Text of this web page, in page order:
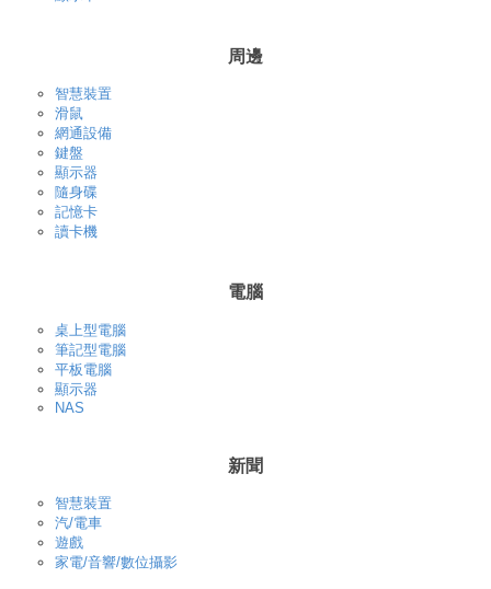
周邊
智慧裝置
滑鼠
網通設備
鍵盤
顯示器
隨身碟
記憶卡
讀卡機
電腦
桌上型電腦
筆記型電腦
平板電腦
顯示器
NAS
新聞
智慧裝置
汽/電車
遊戲
家電/音響/數位攝影